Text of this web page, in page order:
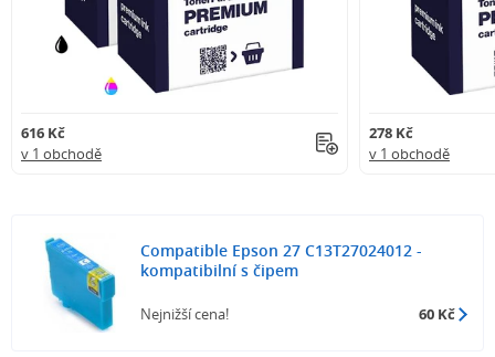
616 Kč
v 1 obchodě
278 Kč
v 1 obchodě
Compatible Epson 27 C13T27024012 -
kompatibilní s čipem
Nejnižší cena! 60 Kč